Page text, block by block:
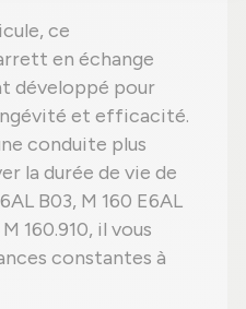
ce
en échange
développé pour
et efficacité.
conduite plus
la durée de vie de
B03, M 160 E6AL
160.910, il vous
constantes à